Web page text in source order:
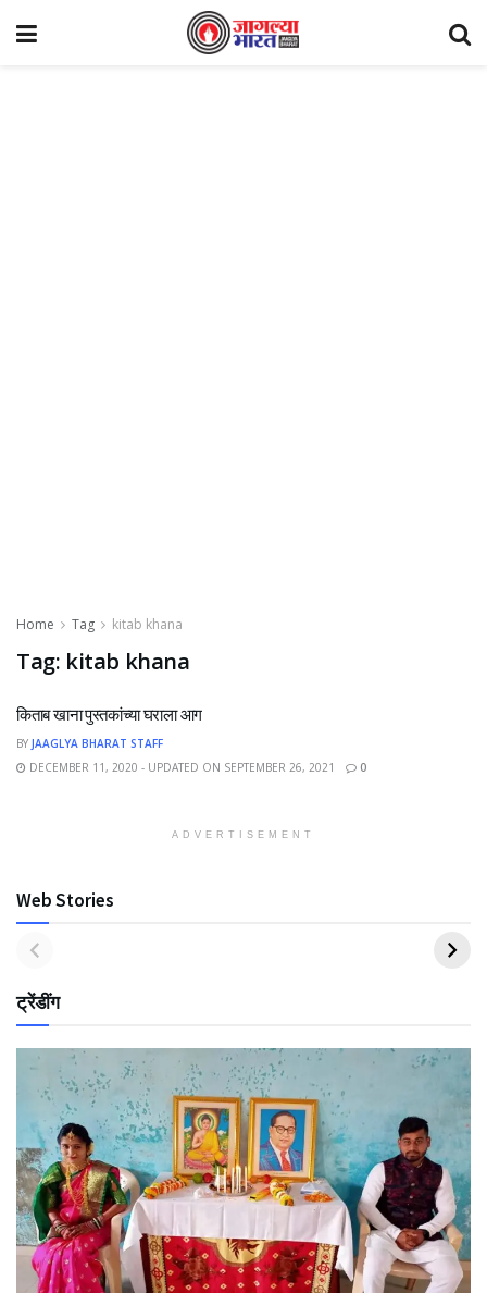
Home Tag kitab khana
Tag: kitab khana
किताब खाना पुस्तकांच्या घराला आग
BY JAAGLYA BHARAT STAFF
DECEMBER 11, 2020 - UPDATED ON SEPTEMBER 26, 2021
0
ADVERTISEMENT
Web Stories
ट्रेंडींग